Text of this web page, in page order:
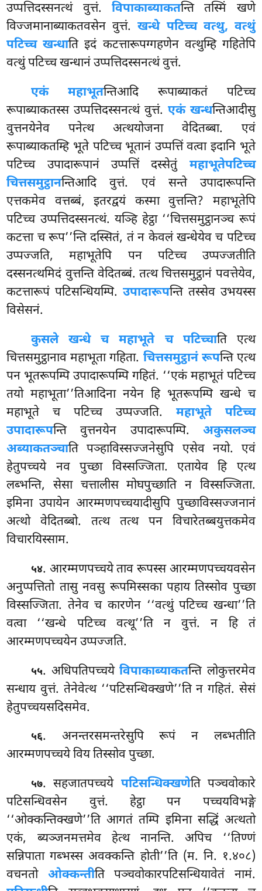
उप्पत्तिदस्सनत्थं वुत्तं. विपाकाब्याकतन्ति तस्मिं खणे
विज्जमानाब्याकतवसेन वुत्तं.खन्धे पटिच्च वत्थु, वत्थुं
पटिच्च खन्धाति इदं कटत्तारूपग्गहणेन वत्थुम्हि गहितेपि
वत्थुं पटिच्च खन्धानं उप्पत्तिदस्सनत्थं वुत्तं.
एकं महाभूतन्तिआदि रूपाब्याकतं पटिच्च
रूपाब्याकतस्स उप्पत्तिदस्सनत्थं वुत्तं. एकं खन्धन्तिआदीसु
वुत्तनयेनेव पनेत्थ अत्थयोजना वेदितब्बा. एवं
रूपाब्याकतम्हि भूते पटिच्च भूतानं उप्पत्तिं वत्वा इदानि भूते
पटिच्च उपादारूपानं उप्पत्तिं दस्सेतुं महाभूतेपटिच्च
चित्तसमुट्ठानन्तिआदि वुत्तं. एवं सन्ते उपादारूपन्ति
एत्तकमेव वत्तब्बं, इतरद्वयं कस्मा वुत्तन्ति? महाभूतेपि
पटिच्च उप्पत्तिदस्सनत्थं. यञ्हि हेट्ठा ‘‘चित्तसमुट्ठानञ्च रूपं
कटत्ता च रूप’’न्ति दस्सितं, तं न केवलं खन्धेयेव च पटिच्च
उप्पज्जति, महाभूतेपि पन पटिच्च उप्पज्जतीति
दस्सनत्थमिदं वुत्तन्ति वेदितब्बं. तत्थ चित्तसमुट्ठानं पवत्तेयेव,
कटत्तारूपं पटिसन्धियम्पि. उपादारूपन्ति तस्सेव उभयस्स
विसेसनं.
कुसले खन्धे च महाभूते च पटिच्चाति एत्थ
चित्तसमुट्ठानाव महाभूता गहिता. चित्तसमुट्ठानं रूपन्ति एत्थ
पन भूतरूपम्पि उपादारूपम्पि गहितं. ‘‘एकं महाभूतं पटिच्च
तयो महाभूता’’तिआदिना नयेन हि भूतरूपम्पि खन्धे च
महाभूते च पटिच्च उप्पज्जति. महाभूते पटिच्च
उपादारूपन्ति वुत्तनयेन उपादारूपम्पि. अकुसलञ्च
अब्याकतञ्चाति पञ्हाविस्सज्जनेसुपि एसेव नयो. एवं
हेतुपच्चये नव पुच्छा विस्सज्जिता. एतायेव हि एत्थ
लब्भन्ति, सेसा चत्तालीस मोघपुच्छाति न विस्सज्जिता.
इमिना उपायेन आरम्मणपच्चयादीसुपि पुच्छाविस्सज्जनानं
अत्थो वेदितब्बो. तत्थ तत्थ पन विचारेतब्बयुत्तकमेव
विचारयिस्साम.
५४. आरम्मणपच्चये ताव रूपस्स आरम्मणपच्चयवसेन
अनुप्पत्तितो तासु नवसु रूपमिस्सका पहाय तिस्सोव पुच्छा
विस्सज्जिता. तेनेव च कारणेन ‘‘वत्थुं पटिच्च खन्धा’’ति
वत्वा ‘‘खन्धे पटिच्च वत्थू’’ति न वुत्तं. न हि तं
आरम्मणपच्चयेन उप्पज्जति.
५५. अधिपतिपच्चयेविपाकाब्याकतन्ति लोकुत्तरमेव
सन्धाय वुत्तं. तेनेवेत्थ ‘‘पटिसन्धिक्खणे’’ति न गहितं. सेसं
हेतुपच्चयसदिसमेव.
५६. अनन्तरसमन्तरेसुपि रूपं न लब्भतीति
आरम्मणपच्चये विय तिस्सोव पुच्छा.
५७. सहजातपच्चये पटिसन्धिक्खणेति पञ्चवोकारे
पटिसन्धिवसेन वुत्तं. हेट्ठा पन पच्चयविभङ्गे
‘‘ओक्कन्तिक्खणे’’ति आगतं तम्पि इमिना सद्धिं अत्थतो
एकं, ब्यञ्जनमत्तमेव हेत्थ नानन्ति. अपिच ‘‘तिण्णं
सन्निपाता गब्भस्सअवक्कन्ति होती’’ति (म. नि. १.४०८)
वचनतो ओक्कन्तीति पञ्चवोकारपटिसन्धियावेतं नामं.